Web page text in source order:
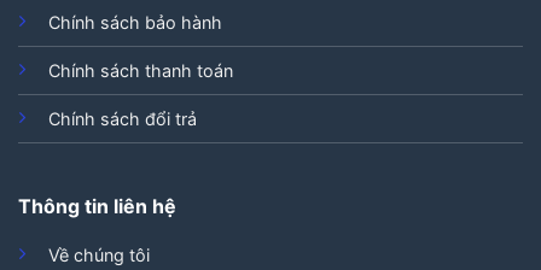
Chính sách bảo hành
Chính sách thanh toán
Chính sách đổi trả
Thông tin liên hệ
Về chúng tôi